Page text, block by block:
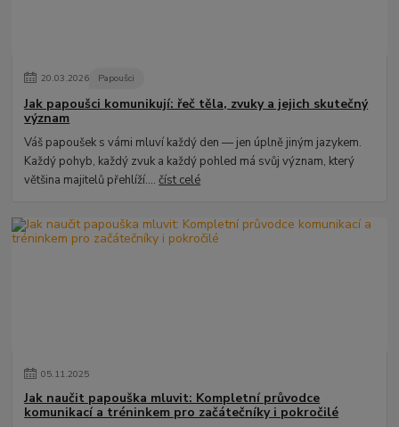
20.03.2026 Papoušci
Jak papoušci komunikují: řeč těla, zvuky a jejich skutečný
význam
Váš papoušek s vámi mluví každý den — jen úplně jiným jazykem.
Každý pohyb, každý zvuk a každý pohled má svůj význam, který
většina majitelů přehlíží....číst celé
05.11.2025
Jak naučit papouška mluvit: Kompletní průvodce
komunikací a tréninkem pro začátečníky i pokročilé